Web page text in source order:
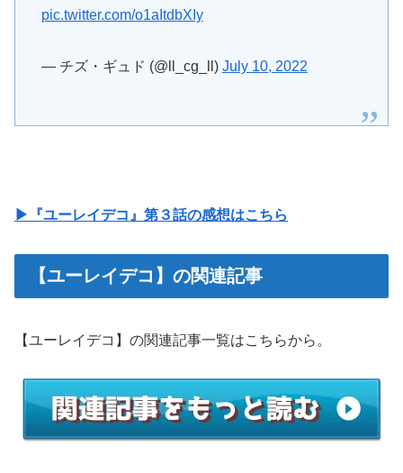
pic.twitter.com/o1aItdbXIy
— チズ・ギュド (@ll_cg_ll) July 10, 2022
▶『ユーレイデコ』第３話の感想はこちら
【ユーレイデコ】の関連記事
【ユーレイデコ】の関連記事一覧はこちらから。